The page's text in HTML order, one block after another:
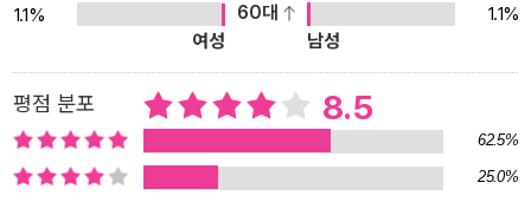
따라서 입 영작 훈련을 하면 주어진 상황에서 적절한 표현과 문장을
순발력 있게 내뱉게 되고, 단어 단위가 아닌 문장 단위로 말하는 습관
이 생길 것입니다. <영어회화 입영작 훈련 1-4>는 ‘손 영작+입 영
작’의 프로세스를 충실히 따르며 한땀한땀 영어의 단추를 끼우도록
설계하였으며 본 책인 <영어회화 입영작 훈련 Special Edition>은
입 영작 단계만으로 빠르게 기초 영어학습을 완성하도록 구성하였습
1.1%
60대
1.1%
여성
남성
평점 분포 8.5
62.5%
25.0%